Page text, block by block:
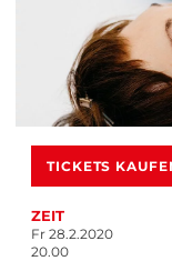
TICKETS
ZEIT
Fr 28.2.2020
20.00